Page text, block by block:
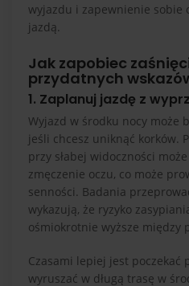
wyjazdu i zapewnienie sobie
jazdą.
Jak zapobiec
przydatnych
1. Zaplanuj jazdę z
Wyjazd w środku nocy może
jeśli chcesz uniknąć korków.
przy słabej widoczności
zmęczenie oczu, co może
senności. Badania
wykazują, że ryzyko
ośmiokrotnie wyższe między
Czasami lepiej jest poczekać
wyruszać w długą trasę w